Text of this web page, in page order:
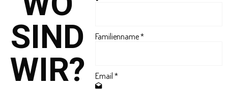
SIND
WIR?
Familienname*
Email *